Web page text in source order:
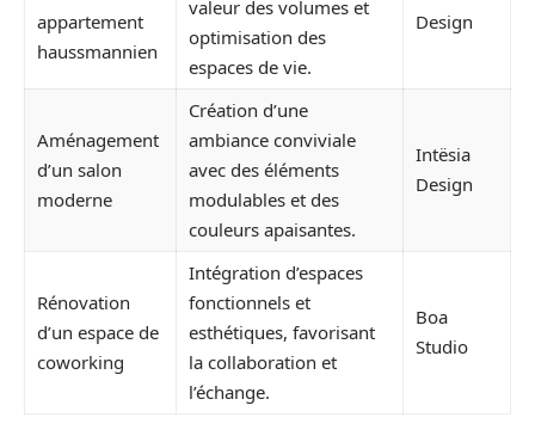
appartement
haussmannien
valeur des volumes et
optimisation des
espaces de vie.
Design
Aménagement
d’un salon
moderne
Création d’une
ambiance conviviale
avec des éléments
modulables et des
couleurs apaisantes.
Intësia
Design
Rénovation
d’un espace de
coworking
Intégration d’espaces
fonctionnels et
esthétiques, favorisant
la collaboration et
l’échange.
Boa
Studio